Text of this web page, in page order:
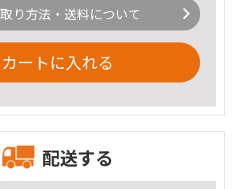
り方法・送料について
カートに入れる
配送する